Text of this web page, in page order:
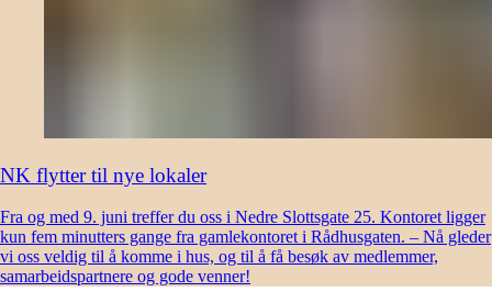
NK flytter til nye lokaler
Fra og med 9. juni treffer du oss i Nedre Slottsgate 25. Kontoret ligger
kun fem minutters gange fra gamlekontoret i Rådhusgaten. – Nå gleder
vi oss veldig til å komme i hus, og til å få besøk av medlemmer,
samarbeidspartnere og gode venner!